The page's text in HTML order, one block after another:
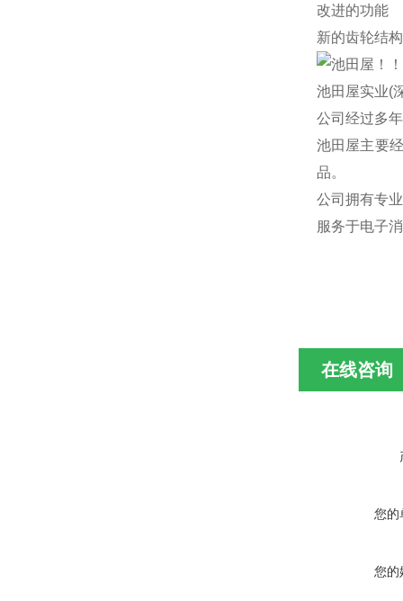
改进的功能
新的齿轮结
池田屋实业(
公司经过多
池田屋主要
品。
公司拥有专
服务于电子
在线咨询
您的
您的